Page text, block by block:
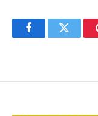
FacebookTwitter